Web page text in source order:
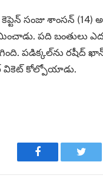
సంజు శాంసన్‌ (14)
పది బంతులు
పడిక్కల్‌ను రషీద్‌
వికెట్‌ కోల్పోయాడు.
Facebook